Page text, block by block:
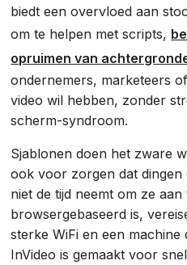
biedt een overvloed aan
om te helpen met scripts,
opruimen van
ondernemers, marketeers
video wil hebben, zonder
scherm-syndroom.
Sjablonen doen het zware
ook voor zorgen dat dingen
niet de tijd neemt om ze
browsergebaseerd is,
sterke WiFi en een machine
InVideo is gemaakt voor